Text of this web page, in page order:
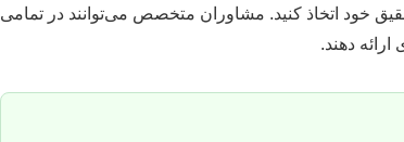
خود اتخاذ کنید. مشاوران متخصص می‌توانند در تمامی
دهند.